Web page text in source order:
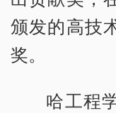
颁发的高技
奖。
哈工程